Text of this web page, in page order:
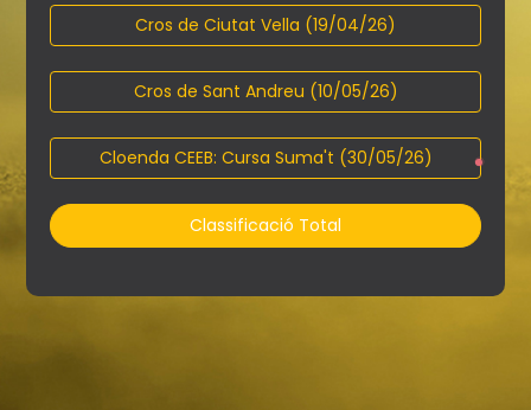
Cros de Ciutat Vella (19/04/26)
Cros de Sant Andreu (10/05/26)
Cloenda CEEB: Cursa Suma't (30/05/26)
Classificació Total